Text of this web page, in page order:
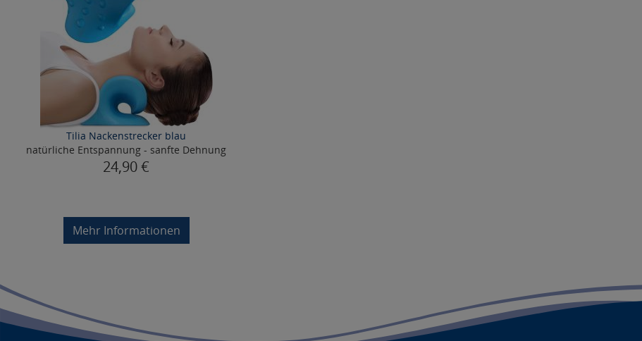
Tilia Nackenstrecker blau
natürliche Entspannung - sanfte Dehnung
24,90 €
Mehr Informationen